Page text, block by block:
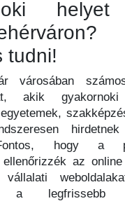
tudni!
városában
akik gyakornoki
hirdetnek
hogy a
ellenőrizzék az
vállalati
a legfrissebb